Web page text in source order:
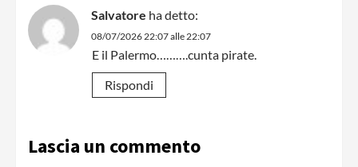
Salvatore ha detto:
08/07/2026 22:07 alle 22:07
E il Palermo……….cunta pirate.
Rispondi
Lascia un commento